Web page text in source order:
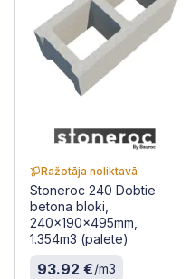
Ražotāja noliktavā
Stoneroc 240 Dobtie
betona bloki,
240x190x495mm,
1.354m3 (palete)
93.92 €/m3